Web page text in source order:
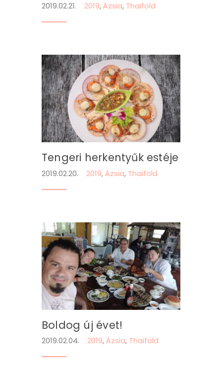
2019.02.21. 2019,Ázsia, Thaiföld
Tengeri herkentyűk estéje
2019.02.20. 2019,Ázsia, Thaiföld
Boldog új évet!
2019.02.04. 2019,Ázsia, Thaiföld